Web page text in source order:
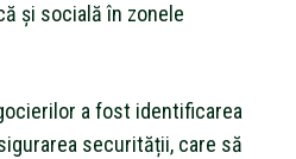
și socială în zonele
a fost identificarea
securității, care să